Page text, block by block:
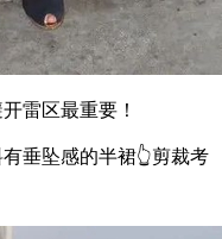
雷区最重要！
垂坠感的半裙👆剪裁考